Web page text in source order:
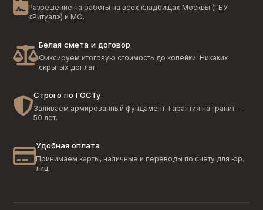
Разрешение на работы на всех кладбищах Москвы (ГБУ
«Ритуал») и МО.
Белая смета и договор
Фиксируем итоговую стоимость до копейки. Никаких
скрытых доплат.
Строго по ГОСТу
Заливаем армированный фундамент. Гарантия на гранит —
50 лет.
Удобная оплата
Принимаем карты, наличные и переводы по счету для юр.
лиц.